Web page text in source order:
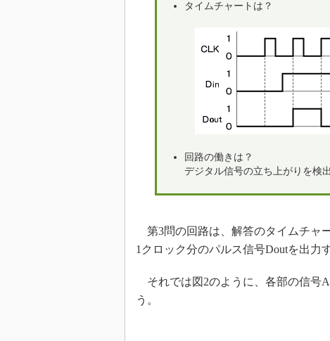
タイムチャートは？
回路の働きは？
デジタル信号の立ち上がりを検
第3問の回路は、解答のタイムチャ
1クロック分のパルス信号Doutを出力
それでは図2のように、各部の信号
う。